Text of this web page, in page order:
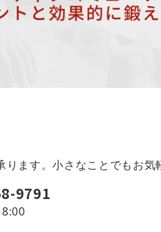
ります。小さなことでもお気
9791